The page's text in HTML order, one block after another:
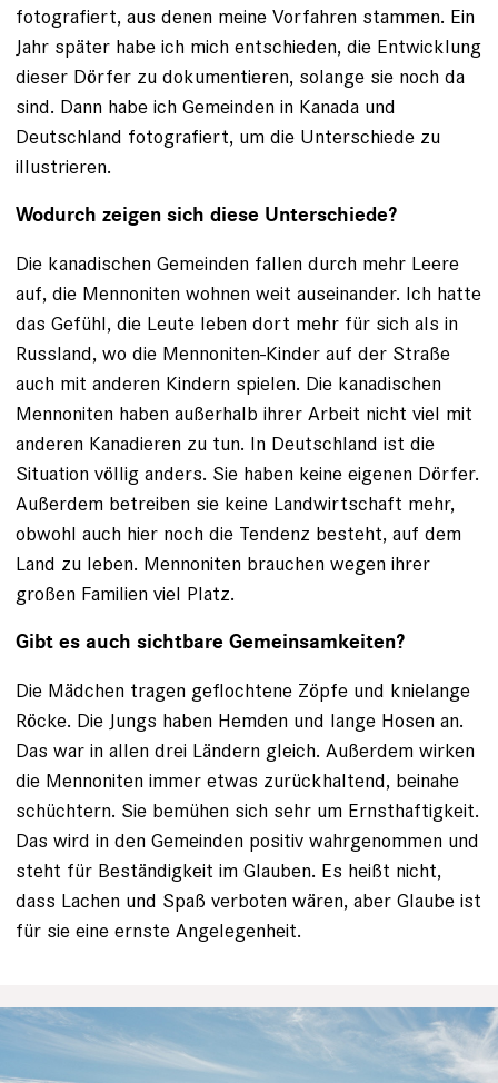
fotografiert, aus denen meine Vorfahren stammen. Ein
Jahr später habe ich mich entschieden, die Entwicklung
dieser Dörfer zu dokumentieren, solange sie noch da
sind. Dann habe ich Gemeinden in Kanada und
Deutschland fotografiert, um die Unterschiede zu
illustrieren.
Wodurch zeigen sich diese Unterschiede?
Die kanadischen Gemeinden fallen durch mehr Leere
auf, die Mennoniten wohnen weit auseinander. Ich hatte
das Gefühl, die Leute leben dort mehr für sich als in
Russland, wo die Mennoniten-Kinder auf der Straße
auch mit anderen Kindern spielen. Die kanadischen
Mennoniten haben außerhalb ihrer Arbeit nicht viel mit
anderen Kanadieren zu tun. In Deutschland ist die
Situation völlig anders. Sie haben keine eigenen Dörfer.
Außerdem betreiben sie keine Landwirtschaft mehr,
obwohl auch hier noch die Tendenz besteht, auf dem
Land zu leben. Mennoniten brauchen wegen ihrer
großen Familien viel Platz.
Gibt es auch sichtbare Gemeinsamkeiten?
Die Mädchen tragen geflochtene Zöpfe und knielange
Röcke. Die Jungs haben Hemden und lange Hosen an.
Das war in allen drei Ländern gleich. Außerdem wirken
die Mennoniten immer etwas zurückhaltend, beinahe
schüchtern. Sie bemühen sich sehr um Ernsthaftigkeit.
Das wird in den Gemeinden positiv wahrgenommen und
steht für Beständigkeit im Glauben. Es heißt nicht,
dass Lachen und Spaß verboten wären, aber Glaube ist
für sie eine ernste Angelegenheit.